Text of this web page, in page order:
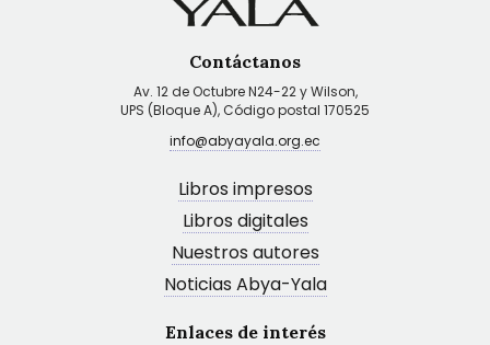
Contáctanos
Av. 12 de Octubre N24-22 y Wilson,
UPS (Bloque A), Código postal 170525
info@abyayala.org.ec
Libros impresos
Libros digitales
Nuestros autores
Noticias Abya-Yala
Enlaces de interés